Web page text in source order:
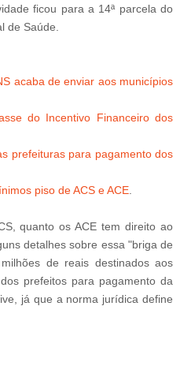
ficou para a 14ª parcela do
de Saúde.
acaba de enviar aos municípios
do Incentivo Financeiro dos
prefeituras para pagamento dos
piso de ACS e ACE.
quanto os ACE tem direito ao
detalhes sobre essa "briga de
de reais destinados aos
prefeitos para pagamento da
já que a norma jurídica define